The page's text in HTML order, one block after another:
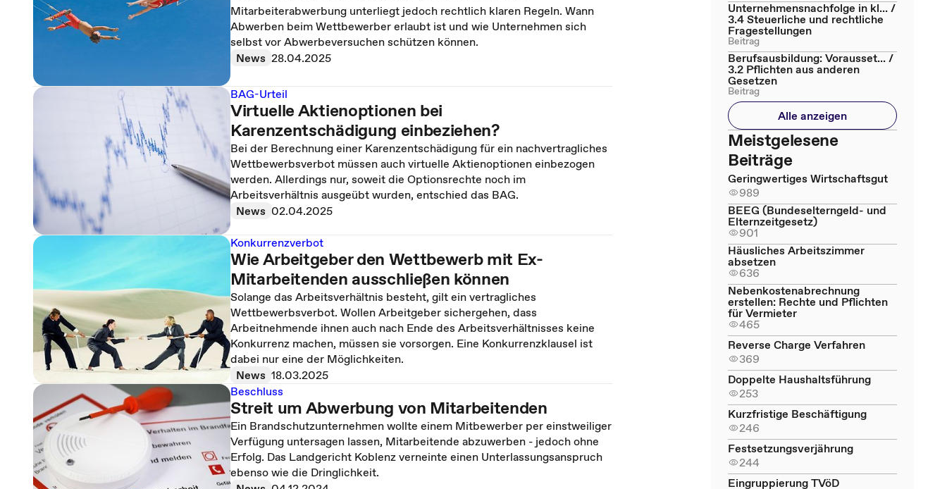
Mitarbeiterabwerbung unterliegt jedoch rechtlich klaren Regeln. Wann
Abwerben beim Wett­bewerber erlaubt ist und wie Unternehmen sich
selbst vor Abwerbeversuchen schützen können.
News 28.04.2025
BAG-Urteil
Virtuelle Aktienoptionen bei
Karenzentschädigung einbeziehen?
Bei der Berechnung einer Karenzentschädigung für ein nachvertragliches
Wettbewerbsverbot müssen auch virtuelle Aktienoptionen einbezogen
werden. Allerdings nur, soweit die Optionsrechte noch im
Arbeitsverhältnis ausgeübt wurden, entschied das BAG.
News 02.04.2025
Konkurrenzverbot
Wie Arbeitgeber den Wettbewerb mit Ex-
Mitarbeitenden ausschließen können
Solange das Arbeitsverhältnis besteht, gilt ein vertragliches
Wettbewerbsverbot. Wollen Arbeitgeber sichergehen, dass
Arbeitnehmende ihnen auch nach Ende des Arbeitsverhältnisses keine
Konkurrenz machen, müssen sie vorsorgen. Eine Konkurrenzklausel ist
dabei nur eine der Möglichkeiten.
News 18.03.2025
Beschluss
Streit um Abwerbung von Mitarbeitenden
Ein Brandschutzunternehmen wollte einem Mitbewerber per einstweiliger
Verfügung untersagen lassen, Mitarbeitende abzuwerben - jedoch ohne
Erfolg. Das Landgericht Koblenz verneinte einen Unterlassungsanspruch
ebenso wie die Dringlichkeit.
Unternehmensnachfolge in kl... /
3.4 Steuerliche und rechtliche
Fragestellungen
Beitrag
Berufsausbildung: Vorausset... /
3.2 Pflichten aus anderen
Gesetzen
Beitrag
Alle anzeigen
Meistgelesene
Beiträge
Geringwertiges Wirtschaftsgut
989
BEEG (Bundeselterngeld- und
Elternzeitgesetz)
901
Häusliches Arbeitszimmer
absetzen
636
Nebenkostenabrechnung
erstellen: Rechte und Pflichten
für Vermieter
465
Reverse Charge Verfahren
369
Doppelte Haushaltsführung
253
Kurzfristige Beschäftigung
246
Festsetzungsverjährung
244
Eingruppierung TVöD